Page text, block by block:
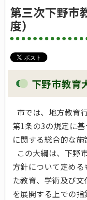
第三次下野市
度）
下野市教育
市では、地方教育
第1条の3の規定に
に関する総合的な施
この大綱は、下野
方針について定め
た教育、学術及び
を展開する上での指